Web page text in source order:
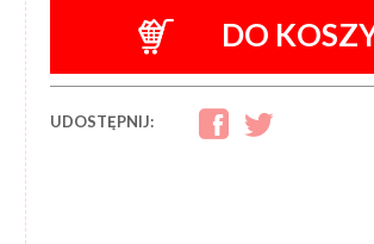
DO
UDOSTĘPNIJ: